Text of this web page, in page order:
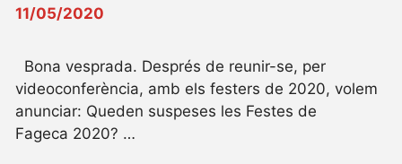
11/05/2020
Bona vesprada. Després de reunir-se, per
videoconferència, amb els festers de 2020, volem
anunciar: Queden suspeses les Festes de
Fageca 2020? …